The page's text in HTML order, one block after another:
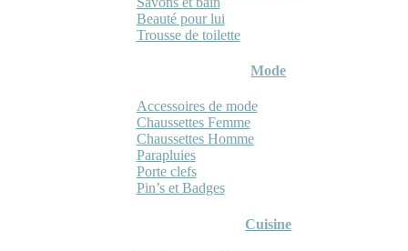
Beauté pour lui
Trousse de toilette
Mode
Accessoires de mode
Chaussettes Femme
Chaussettes Homme
Parapluies
Porte clefs
Pin’s et Badges
Cuisine